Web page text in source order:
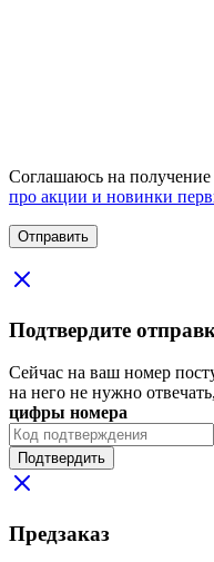
Соглашаюсь на
про акции и новинки
Подтвердите
Сейчас на ваш номер
на него не нужно
цифры номера
Подтвердить
Предзаказ